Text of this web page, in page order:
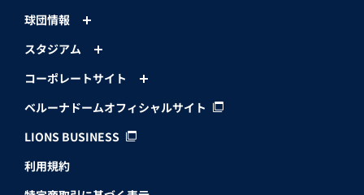
球団情報
スタジアム
コーポレートサイト
ベルーナドームオフィシャルサイト
LIONS BUSINESS
利用規約